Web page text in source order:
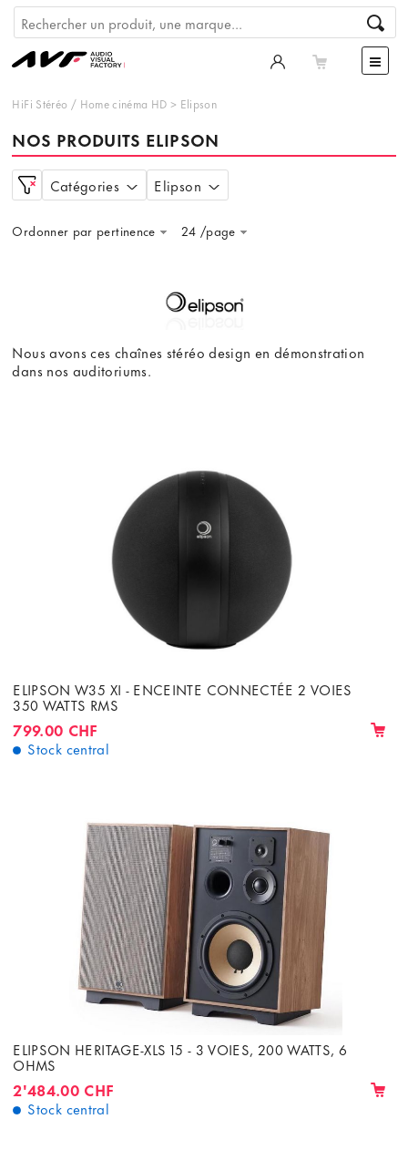
HiFi Stéréo / Home cinéma HD > Elipson
NOS PRODUITS ELIPSON
Catégories Elipson
Ordonner par pertinence 24 /page
Nous avons ces chaînes stéréo design en démonstration
dans nos auditoriums.
ELIPSON W35 XI - ENCEINTE CONNECTÉE 2 VOIES
350 WATTS RMS
799.00 CHF
Stock central
ELIPSON HERITAGE-XLS 15 - 3 VOIES, 200 WATTS, 6
OHMS
2'484.00 CHF
Stock central